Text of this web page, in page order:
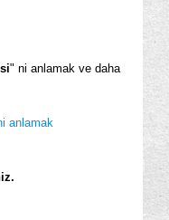
" ni anlamak ve daha
anlamak